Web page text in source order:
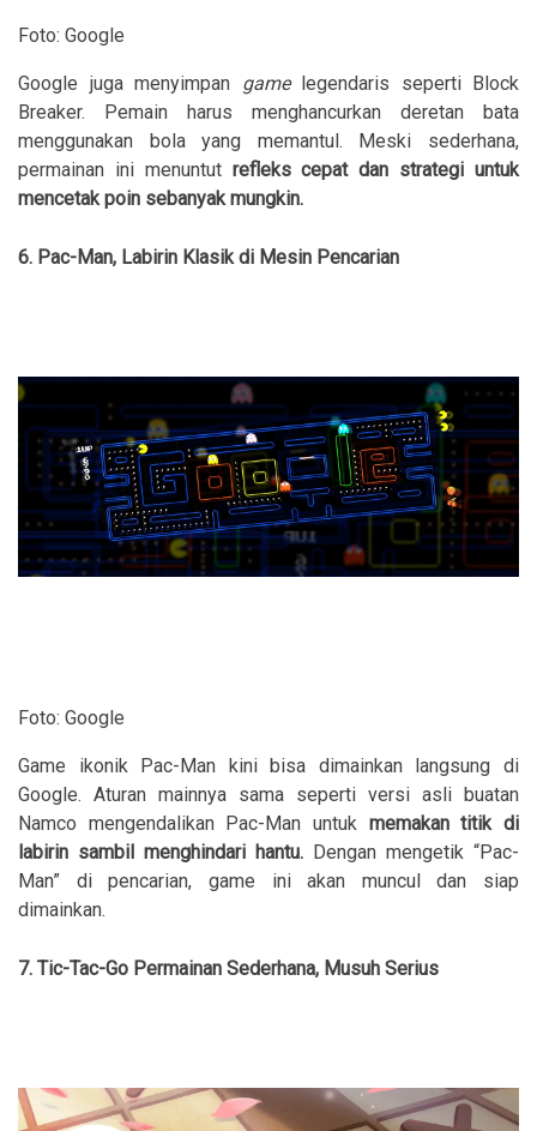
Foto: Google
Google juga menyimpan gamelegendaris seperti Block
Breaker. Pemain harus menghancurkan deretan bata
menggunakan bola yang memantul. Meski sederhana,
permainan ini menuntut refleks cepat dan strategi untuk
mencetak poin sebanyak mungkin.
6. Pac-Man, Labirin Klasik di Mesin Pencarian
Foto: Google
Game ikonik Pac-Man kini bisa dimainkan langsung di
Google. Aturan mainnya sama seperti versi asli buatan
Namco mengendalikan Pac-Man untuk memakan titik di
labirin sambil menghindari hantu. Dengan mengetik “Pac-
Man” di pencarian, game ini akan muncul dan siap
dimainkan.
7. Tic-Tac-Go Permainan Sederhana, Musuh Serius